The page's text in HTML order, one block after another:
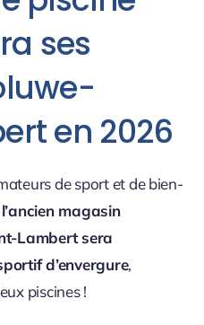
ses
en 2026
de sport et de bien-
magasin
Lambert sera
d’envergure,
piscines !